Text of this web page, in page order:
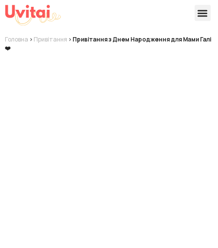
Головна > Привітання > Привітання з Днем Народження для Мами Галі
❤️